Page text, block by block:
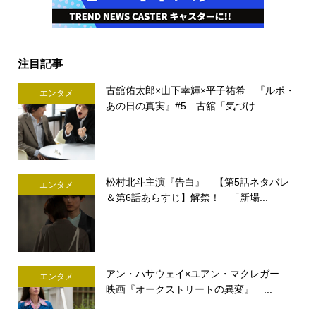
注目記事
エンタメ
古舘佑太郎×山下幸輝×平子祐希 『ルポ・
あの日の真実』#5 古舘「気づけ...
エンタメ
松村北斗主演『告白』 【第5話ネタバレ
＆第6話あらすじ】解禁！ 「新場...
エンタメ
アン・ハサウェイ×ユアン・マクレガー
映画『オークストリートの異変』 ...